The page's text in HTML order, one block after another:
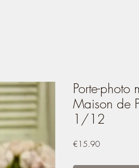
Porte-photo
Maison de
1/12
€15.90Price